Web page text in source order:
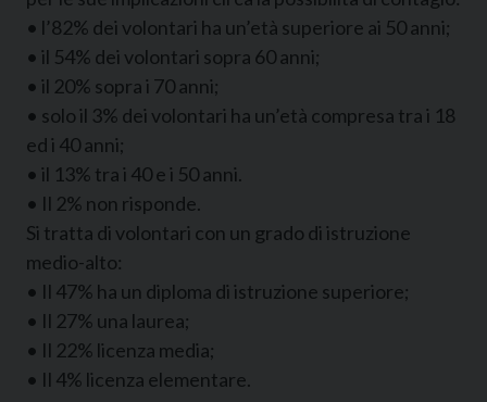
• l’82% dei volontari ha un’età superiore ai 50 anni;
• il 54% dei volontari sopra 60 anni;
• il 20% sopra i 70 anni;
• solo il 3% dei volontari ha un’età compresa tra i 18
ed i 40 anni;
• il 13% tra i 40 e i 50 anni.
• Il 2% non risponde.
Si tratta di volontari con un grado di istruzione
medio-alto:
• Il 47% ha un diploma di istruzione superiore;
• Il 27% una laurea;
• Il 22% licenza media;
• Il 4% licenza elementare.